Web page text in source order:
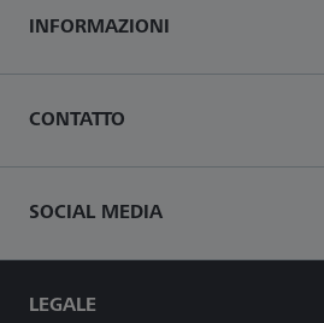
INFORMAZIONI
CONTATTO
SOCIAL MEDIA
LEGALE